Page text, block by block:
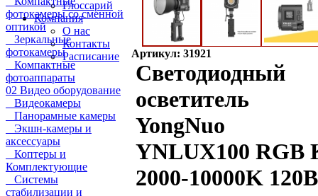
Глоссарий
Компания
О нас
Контакты
Расписание
фотокамеры со сменной
оптикой
Зеркальные
фотокамеры
Компактные
фотоаппараты
02 Видео оборудование
Видеокамеры
Панорамные камеры
Экшн-камеры и
аксессуары
Коптеры и
Комплектующие
Системы
стабилизации и
Артикул: 31921
Светодиодный
осветитель
YongNuo
YNLUX100 RGB
2000-10000K